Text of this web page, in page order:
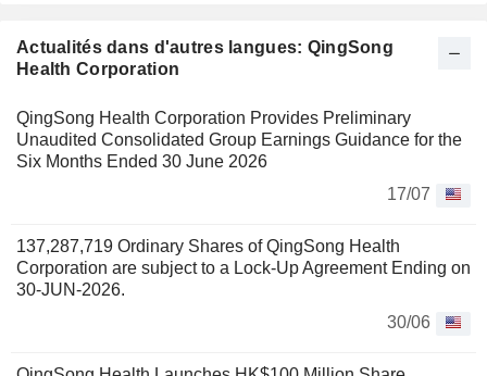
Actualités dans d'autres langues: QingSong
Health Corporation
QingSong Health Corporation Provides Preliminary
Unaudited Consolidated Group Earnings Guidance for the
Six Months Ended 30 June 2026
17/07
137,287,719 Ordinary Shares of QingSong Health
Corporation are subject to a Lock-Up Agreement Ending on
30-JUN-2026.
30/06